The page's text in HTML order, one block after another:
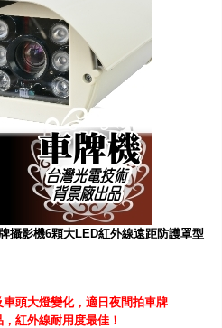
攝影機6顆大LED紅外線遠距防護罩型
頭大燈變化，適日夜間拍車牌
紅外線耐用度最佳！